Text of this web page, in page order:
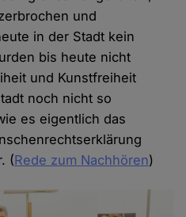
und
in der Stadt kein
bis heute nicht
und Kunstfreiheit
noch nicht so
es eigentlich das
(Rede zum Nachhören)